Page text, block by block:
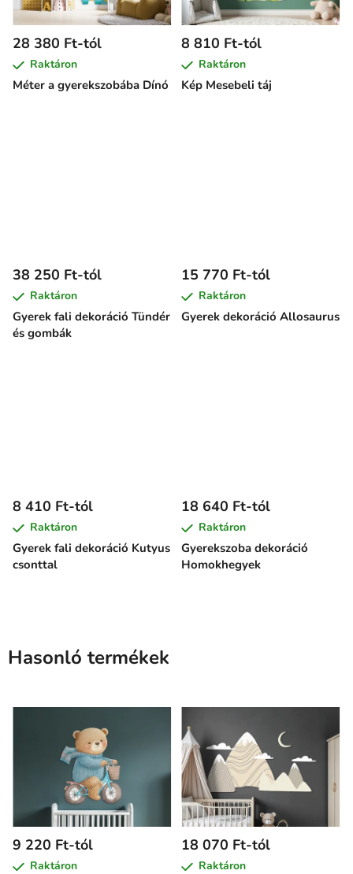
Méter a gyerekszobába Dínó
28 380 Ft-tól
Raktáron
Kép Mesebeli táj
8 810 Ft-tól
Raktáron
Gyerek fali dekoráció Tündér
és gombák
38 250 Ft-tól
Raktáron
Gyerek dekoráció Allosaurus
15 770 Ft-tól
Raktáron
Gyerek fali dekoráció Kutyus
csonttal
8 410 Ft-tól
Raktáron
Gyerekszoba dekoráció
Homokhegyek
18 640 Ft-tól
Raktáron
Hasonló termékek
9 220 Ft-tól
Raktáron
18 070 Ft-tól
Raktáron